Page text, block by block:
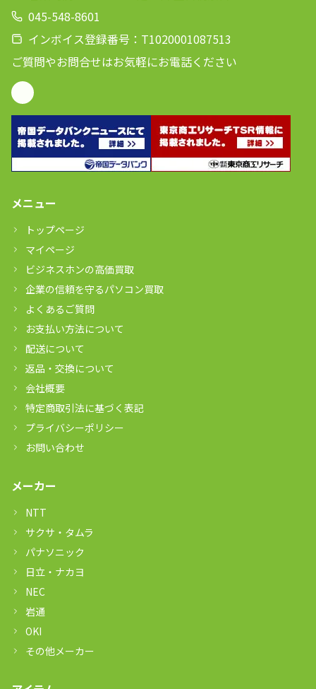
045-548-8601
インボイス登録番号：T1020001087513
ご質問やお問合せはお気軽にお電話ください
メニュー
トップページ
マイページ
ビジネスホンの高価買取
企業の信頼を守るパソコン買取
よくあるご質問
お支払い方法について
配送について
返品・交換について
会社概要
特定商取引法に基づく表記
プライバシーポリシー
お問い合わせ
メーカー
NTT
サクサ・タムラ
パナソニック
日立・ナカヨ
NEC
岩通
OKI
その他メーカー